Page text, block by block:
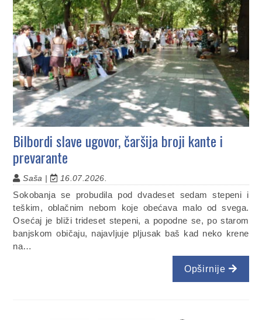
Bilbordi slave ugovor, čaršija broji kante i
prevarante
Saša | 16.07.2026.
Sokobanja se probudila pod dvadeset sedam stepeni i
teškim, oblačnim nebom koje obećava malo od svega.
Osećaj je bliži trideset stepeni, a popodne se, po starom
banjskom običaju, najavljuje pljusak baš kad neko krene
na…
Opširnije